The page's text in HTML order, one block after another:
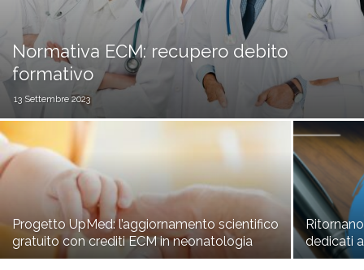
Normativa ECM: recupero debito
formativo
13 Settembre 2023
Progetto UpMed: l’aggiornamento scientifico
gratuito con crediti ECM in neonatologia
dedicati